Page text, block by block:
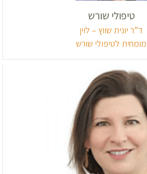
טיפולי שורש
ד”ר יונית שווץ – לוין
מומחית לטיפולי שורש